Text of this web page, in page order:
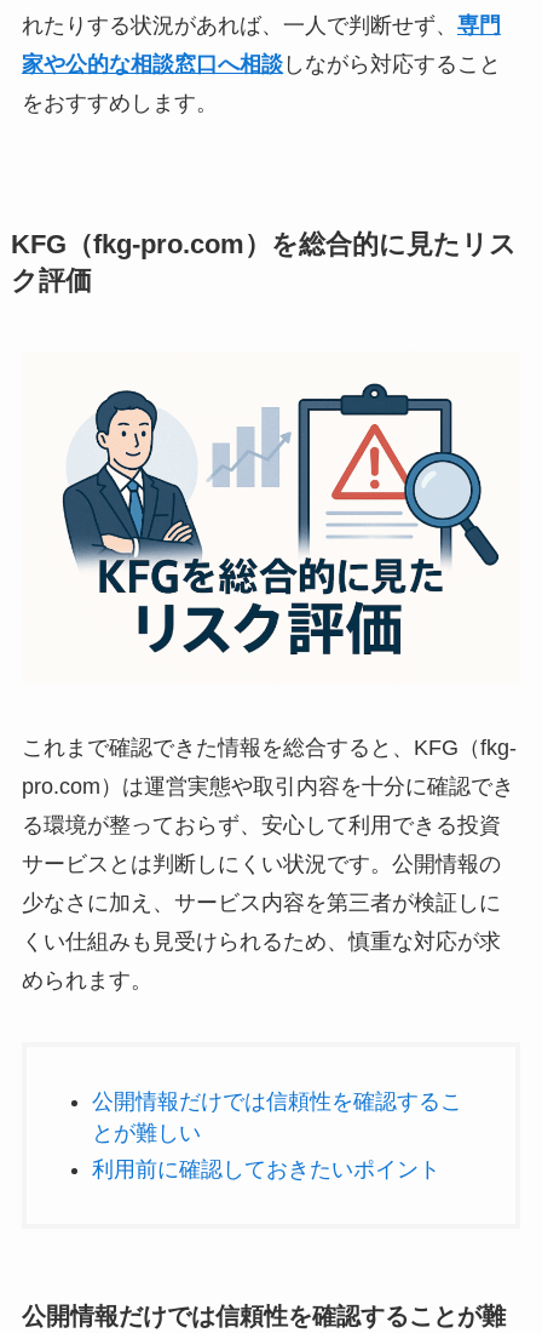
れたりする状況があれば、一人で判断せず、 専門
家や公的な相談窓口へ相談しながら対応すること
をおすすめします。
KFG（fkg-pro.com）を総合的に見たリス
ク評価
これまで確認できた情報を総合すると、KFG（fkg-
pro.com）は運営実態や取引内容を十分に確認でき
る環境が整っておらず、安心して利用できる投資
サービスとは判断しにくい状況です。公開情報の
少なさに加え、サービス内容を第三者が検証しに
くい仕組みも見受けられるため、慎重な対応が求
められます。
公開情報だけでは信頼性を確認するこ
とが難しい
利用前に確認しておきたいポイント
公開情報だけでは信頼性を確認することが難